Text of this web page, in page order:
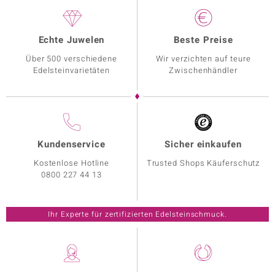
Echte Juwelen
Über 500 verschiedene
Edelsteinvarietäten
Beste Preise
Wir verzichten auf teure
Zwischenhändler
Kundenservice
Kostenlose Hotline
0800 227 44 13
Sicher einkaufen
Trusted Shops Käuferschutz
Ihr Experte für zertifizierten Edelsteinschmuck.